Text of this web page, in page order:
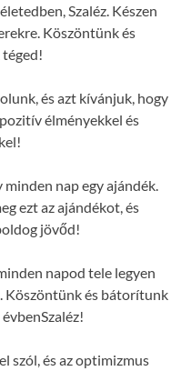
Szaléz. Készen
Köszöntünk és
és azt kívánjuk, hogy
élményekkel és
minden nap egy ajándék.
ezt az ajándékot, és
jövőd!
napod tele legyen
Köszöntünk és bátorítunk
szól, és az optimizmus